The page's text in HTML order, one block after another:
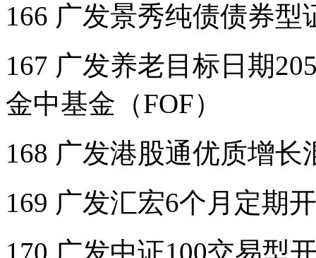
166 广发景秀纯债债券型
167 广发养老目标日期
金中基金（FOF）
168 广发港股通优质增
169 广发汇宏6个月定期